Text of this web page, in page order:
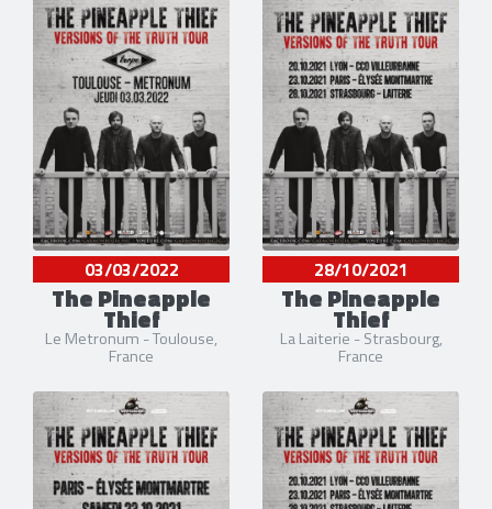
03/03/2022
The Pineapple
Thief
Le Metronum - Toulouse,
France
28/10/2021
The Pineapple
Thief
La Laiterie - Strasbourg,
France